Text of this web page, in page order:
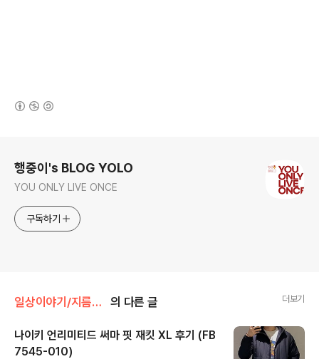
행중이's BLOG YOLO
YOU ONLY LIVE ONCE
구독하기
일상이야기/지름이야기 의 다른 글 더보기
나이키 언리미티드 써마 핏 재킷 XL 후기 (FB
7545-010)